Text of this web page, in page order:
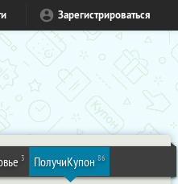
Зарегистрироваться
3 ПолучиКупон 86